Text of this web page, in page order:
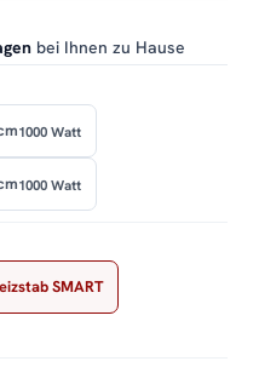
bei Ihnen zu Hause
1000 Watt
1000 Watt
SMART